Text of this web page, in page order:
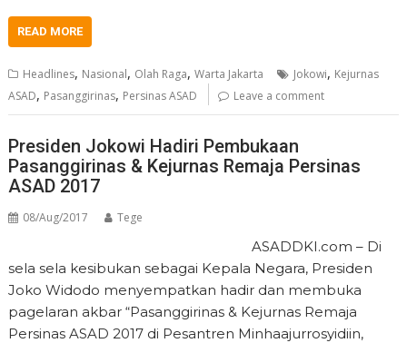
READ MORE
Headlines, Nasional, Olah Raga,Warta Jakarta Jokowi, Kejurnas
ASAD, Pasanggirinas, Persinas ASAD Leave a comment
Presiden Jokowi Hadiri Pembukaan
Pasanggirinas & Kejurnas Remaja Persinas
ASAD 2017
08/Aug/2017 Tege
ASADDKI.com – Di
sela sela kesibukan sebagai Kepala Negara, Presiden
Joko Widodo menyempatkan hadir dan membuka
pagelaran akbar “Pasanggirinas & Kejurnas Remaja
Persinas ASAD 2017 di Pesantren Minhaajurrosyidiin,